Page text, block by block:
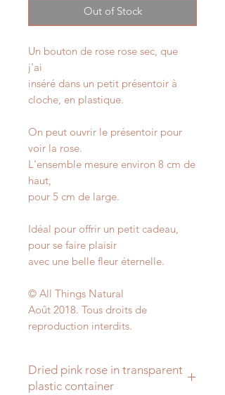
Out of Stock
Un bouton de rose rose sec, que
j'ai
inséré dans un petit présentoir à
cloche, en plastique.
On peut ouvrir le présentoir pour
voir la rose.
L'ensemble mesure environ 8 cm de
haut,
pour 5 cm de large.
Idéal pour offrir un petit cadeau,
pour se faire plaisir
avec une belle fleur éternelle.
© All Things Natural
Août 2018. Tous droits de
reproduction interdits.
Dried pink rose in transparent
plastic container